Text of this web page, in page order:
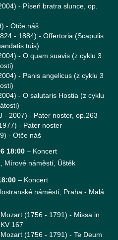
- Píseň bratra slunce, op.
- Otče náš
- 1884) - Offertoria (Scapulis
tuis)
- O quam suavis (z cyklu 3
- Panis angelicus (z cyklu 3
- O salutaris Hostia (z cyklu
- 2007) - Pater noster, op.263
- Pater noster
- Otče náš
18:00 – Koncert
Mírové náměstí, Úštěk
– Koncert
náměstí, Praha - Malá
(1756 - 1791) - Missa in
167
(1756 - 1791) - Te Deum